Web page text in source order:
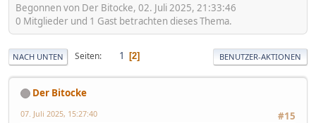
Begonnen von Der Bitocke, 02. Juli 2025, 21:33:46
0 Mitglieder und 1 Gast betrachten dieses Thema.
NACH UNTEN Seiten 1 2 BENUTZER-AKTIONEN
Der Bitocke
#15
07. Juli 2025, 15:27:40